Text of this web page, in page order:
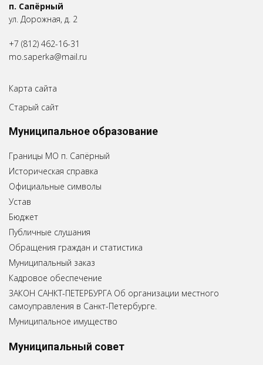
п. Сапёрный
ул. Дорожная, д. 2
+7 (812) 462-16-31
mo.saperka@mail.ru
Карта сайта
Старый сайт
Муниципальное образование
Границы МО п. Сапёрный
Историческая справка
Официальные символы
Устав
Бюджет
Публичные слушания
Обращения граждан и статистика
Муниципальный заказ
Кадровое обеспечение
ЗАКОН САНКТ-ПЕТЕРБУРГА Об организации местного
самоуправления в Санкт-Петербурге.
Муниципальное имущество
Муниципальный совет